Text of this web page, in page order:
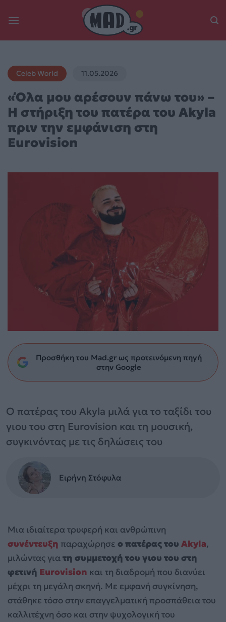
Celeb World 11.05.2026
«Όλα μου αρέσουν πάνω του» –
Η στήριξη του πατέρα του Akyla
πριν την εμφάνιση στη
Eurovision
Προσθήκη του Mad.gr ως προτεινόμενη πηγή
στην Google
Ο πατέρας του Akyla μιλά για το ταξίδι του
γιου του στη Eurovision και τη μουσική,
συγκινόντας με τις δηλώσεις του
Ειρήνη Στόφυλα
Μια ιδιαίτερα τρυφερή και ανθρώπινη
συνέντευξη παραχώρησε ο πατέρας του Akyla,
μιλώντας γιατη συμμετοχή του γιου του στη
φετινή Eurovision και τη διαδρομή που διανύει
μέχρι τη μεγάλη σκηνή. Με εμφανή συγκίνηση,
στάθηκε τόσο στην επαγγελματική προσπάθεια του
καλλιτέχνη όσο και στην ψυχολογική του